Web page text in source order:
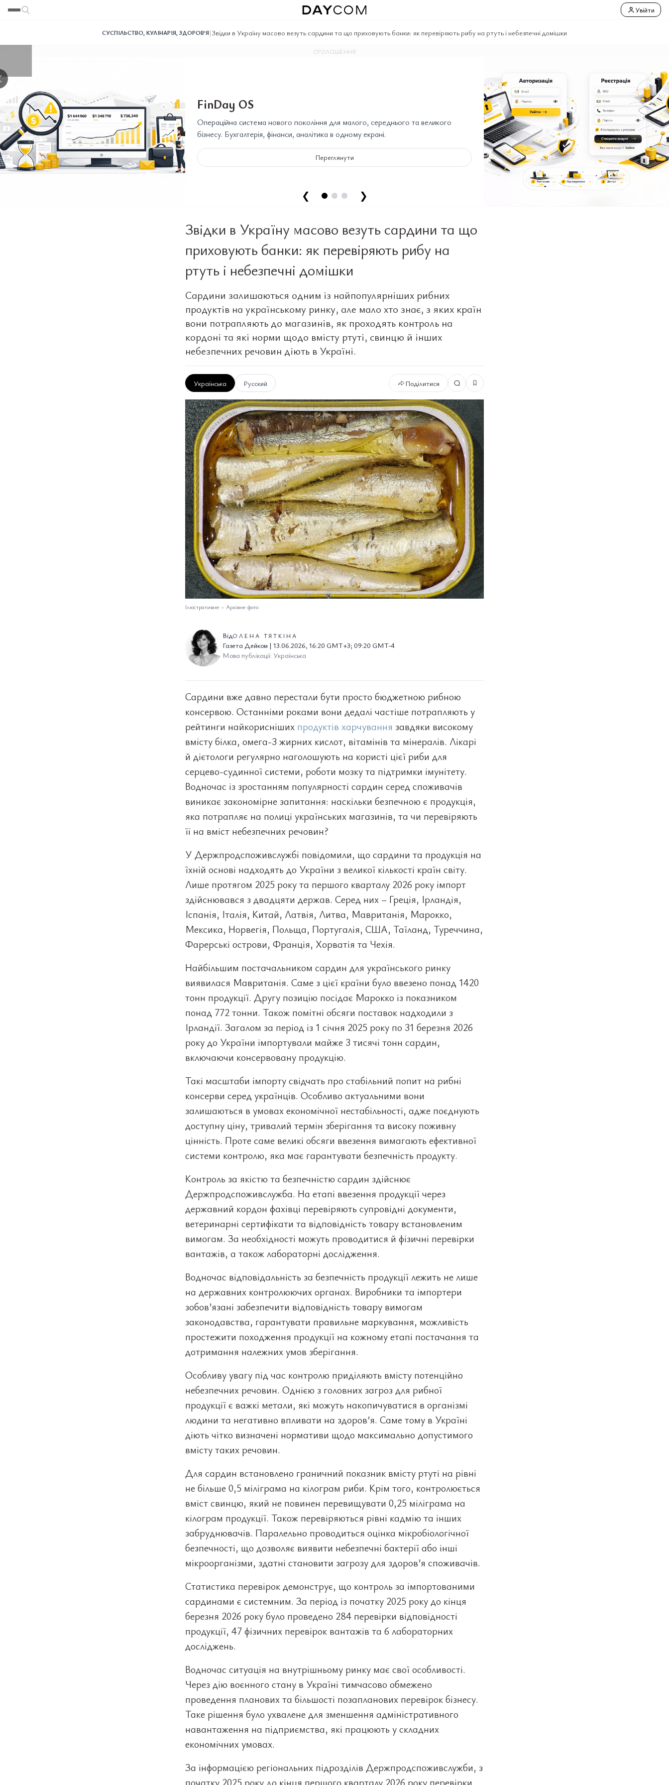
Увійти
СУСПІЛЬСТВО, КУЛІНАРІЯ, ЗДОРОВ’Я|Звідки в Україну масово везуть сардини та що приховують банки: як перевіряють рибу на ртуть і небезпечні домішки
ОГОЛОШЕННЯ
FinDay OS
Операційна система нового покоління для малого, середнього та великого
бізнесу. Бухгалтерія, фінанси, аналітика в одному екрані.
Переглянути
❮ ❯
Звідки в Україну масово везуть сардини та що
приховують банки: як перевіряють рибу на
ртуть і небезпечні домішки
Сардини залишаються одним із найпопулярніших рибних
продуктів на українському ринку, але мало хто знає, з яких країн
вони потрапляють до магазинів, як проходять контроль на
кордоні та які норми щодо вмісту ртуті, свинцю й інших
небезпечних речовин діють в Україні.
Українська Русский Поділитися
Ілюстративне – Архівне фото
ВідОЛЕНА ТЯТКІНА
Газета Дейком | 13.06.2026, 16:20 GMT+3; 09:20 GMT-4
Мова публікації: Українська
Сардини вже давно перестали бути просто бюджетною рибною
консервою. Останніми роками вони дедалі частіше потрапляють у
рейтинги найкорисніших продуктів харчування завдяки високому
вмісту білка, омега-3 жирних кислот, вітамінів та мінералів. Лікарі
й дієтологи регулярно наголошують на користі цієї риби для
серцево-судинної системи, роботи мозку та підтримки імунітету.
Водночас із зростанням популярності сардин серед споживачів
виникає закономірне запитання: наскільки безпечною є продукція,
яка потрапляє на полиці українських магазинів, та чи перевіряють
її на вміст небезпечних речовин?
У Держпродспоживслужбі повідомили, що сардини та продукція на
їхній основі надходять до України з великої кількості країн світу.
Лише протягом 2025 року та першого кварталу 2026 року імпорт
здійснювався з двадцяти держав. Серед них – Греція, Ірландія,
Іспанія, Італія, Китай, Латвія, Литва, Мавританія, Марокко,
Мексика, Норвегія, Польща, Португалія, США, Таїланд, Туреччина,
Фарерські острови, Франція, Хорватія та Чехія.
Найбільшим постачальником сардин для українського ринку
виявилася Мавританія. Саме з цієї країни було ввезено понад 1420
тонн продукції. Другу позицію посідає Марокко із показником
понад 772 тонни. Також помітні обсяги поставок надходили з
Ірландії. Загалом за період із 1 січня 2025 року по 31 березня 2026
року до України імпортували майже 3 тисячі тонн сардин,
включаючи консервовану продукцію.
Такі масштаби імпорту свідчать про стабільний попит на рибні
консерви серед українців. Особливо актуальними вони
залишаються в умовах економічної нестабільності, адже поєднують
доступну ціну, тривалий термін зберігання та високу поживну
цінність. Проте саме великі обсяги ввезення вимагають ефективної
системи контролю, яка має гарантувати безпечність продукту.
Контроль за якістю та безпечністю сардин здійснює
Держпродспоживслужба. На етапі ввезення продукції через
державний кордон фахівці перевіряють супровідні документи,
ветеринарні сертифікати та відповідність товару встановленим
вимогам. За необхідності можуть проводитися й фізичні перевірки
вантажів, а також лабораторні дослідження.
Водночас відповідальність за безпечність продукції лежить не лише
на державних контролюючих органах. Виробники та імпортери
зобов’язані забезпечити відповідність товару вимогам
законодавства, гарантувати правильне маркування, можливість
простежити походження продукції на кожному етапі постачання та
дотримання належних умов зберігання.
Особливу увагу під час контролю приділяють вмісту потенційно
небезпечних речовин. Однією з головних загроз для рибної
продукції є важкі метали, які можуть накопичуватися в організмі
людини та негативно впливати на здоров’я. Саме тому в Україні
діють чітко визначені нормативи щодо максимально допустимого
вмісту таких речовин.
Для сардин встановлено граничний показник вмісту ртуті на рівні
не більше 0,5 міліграма на кілограм риби. Крім того, контролюється
вміст свинцю, який не повинен перевищувати 0,25 міліграма на
кілограм продукції. Також перевіряються рівні кадмію та інших
забруднювачів. Паралельно проводиться оцінка мікробіологічної
безпечності, що дозволяє виявити небезпечні бактерії або інші
мікроорганізми, здатні становити загрозу для здоров’я споживачів.
Статистика перевірок демонструє, що контроль за імпортованими
сардинами є системним. За період із початку 2025 року до кінця
березня 2026 року було проведено 284 перевірки відповідності
продукції, 47 фізичних перевірок вантажів та 6 лабораторних
досліджень.
Водночас ситуація на внутрішньому ринку має свої особливості.
Через дію воєнного стану в Україні тимчасово обмежено
проведення планових та більшості позапланових перевірок бізнесу.
Таке рішення було ухвалене для зменшення адміністративного
навантаження на підприємства, які працюють у складних
економічних умовах.
За інформацією регіональних підрозділів Держпродспоживслужби, з
початку 2025 року до кінця першого кварталу 2026 року перевірки